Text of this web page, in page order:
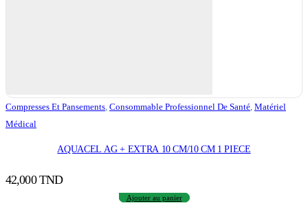
Compresses Et Pansements, Consommable Professionnel De Santé, Matériel
Médical
AQUACEL AG + EXTRA 10 CM/10 CM 1 PIECE
42,000TND
Ajouter au panier